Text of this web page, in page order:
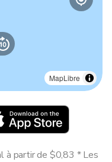
MapLibre
à partir de $0,83 * Les